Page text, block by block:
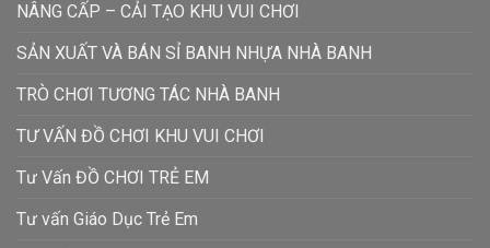
NÂNG CẤP – CẢI TẠO KHU VUI CHƠI
SẢN XUẤT VÀ BÁN SỈ BANH NHỰA NHÀ BANH
TRÒ CHƠI TƯƠNG TÁC NHÀ BANH
TƯ VẤN ĐỒ CHƠI KHU VUI CHƠI
Tư Vấn ĐỒ CHƠI TRẺ EM
Tư vấn Giáo Dục Trẻ Em